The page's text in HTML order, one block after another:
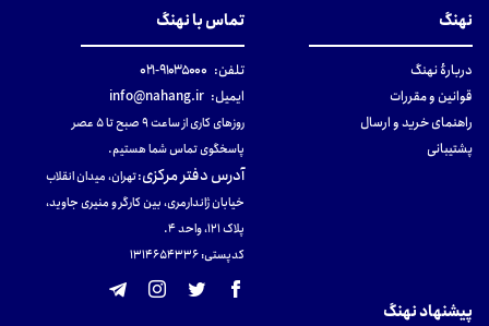
نهنگ
دربارهٔ نهنگ
قوانین و مقررات
راهنمای خرید و ارسال
پشتیبانی
تماس با نهنگ
تلفن: ۹۱۰۳۵۰۰۰-۰۲۱
ایمیل: info@nahang.ir
روزهای کاری از ساعت ۹ صبح تا ۵ عصر
پاسخگوی تماس شما هستیم.
آدرس دفتر مرکزی:تهران، میدان انقلاب
خیابان ژاندارمری، بین کارگر و منیری جاوید،
پلاک 121، واحد ۴.
کدپستی: 131465433۶
پیشنهاد نهنگ